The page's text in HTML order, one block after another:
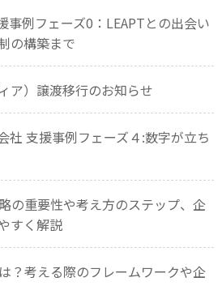
例フェーズ0：LEAPTとの出会い
の構築まで
ア）譲渡移行のお知らせ
社 支援事例フェーズ４:数字が立ち
の重要性や考え方のステップ、企
すく解説
？考える際のフレームワークや企